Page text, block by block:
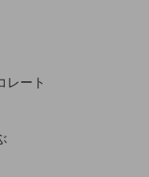
レート